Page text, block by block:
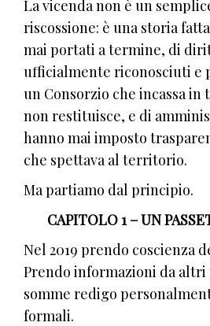
La vicenda non è un
riscossione: è una storia
mai portati a termine, di
ufficialmente riconosciuti e
un Consorzio che incassa in
non restituisce, e di
hanno mai imposto
che spettava al territorio.
Ma partiamo dal principio.
CAPITOLO 1 – UN
Nel 2019 prendo coscienza
Prendo informazioni da
somme redigo
formali.